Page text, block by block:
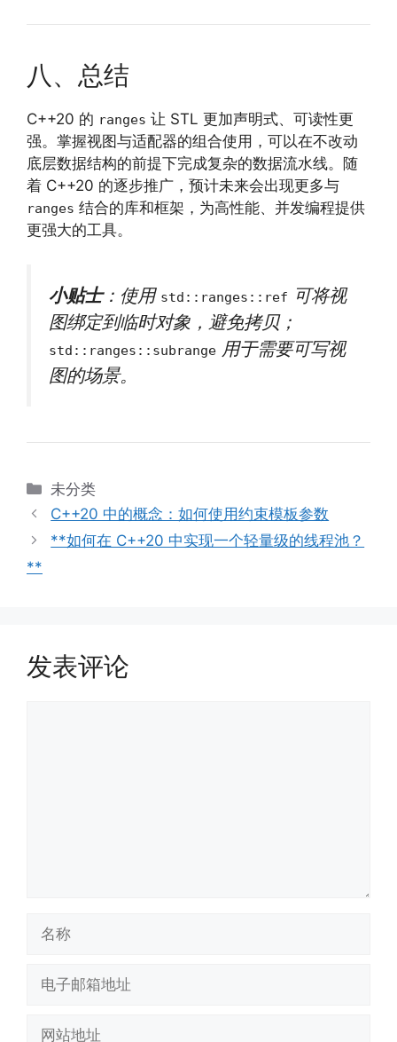
八、总结
C++20 的 ranges 让 STL 更加声明式、可读性更
强。掌握视图与适配器的组合使用，可以在不改动
底层数据结构的前提下完成复杂的数据流水线。随
着 C++20 的逐步推广，预计未来会出现更多与
ranges 结合的库和框架，为高性能、并发编程提供
更强大的工具。
小贴士：使用 std::ranges::ref
可将视
图绑定到临时对象，避免拷贝；
std::ranges::subrange 用于需要可写视
图的场景。
分
类
未分类
C++20 中的概念：如何使用约束模板参数
**如何在 C++20 中实现一个轻量级的线程池？
**
发表评论